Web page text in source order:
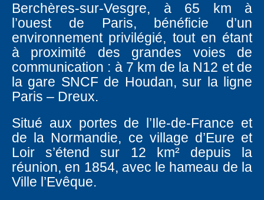
Berchères-sur-Vesgre, à 65 km à
l’ouest de Paris, bénéficie d’un
environnement privilégié, tout en étant
à proximité des grandes voies de
communication : à 7 km de la N12 et de
la gare SNCF de Houdan, sur la ligne
Paris – Dreux.
Situé aux portes de l’Ile-de-France et
de la Normandie, ce village d’Eure et
Loir s’étend sur 12 km² depuis la
réunion, en 1854, avec le hameau de la
Ville l’Evêque.